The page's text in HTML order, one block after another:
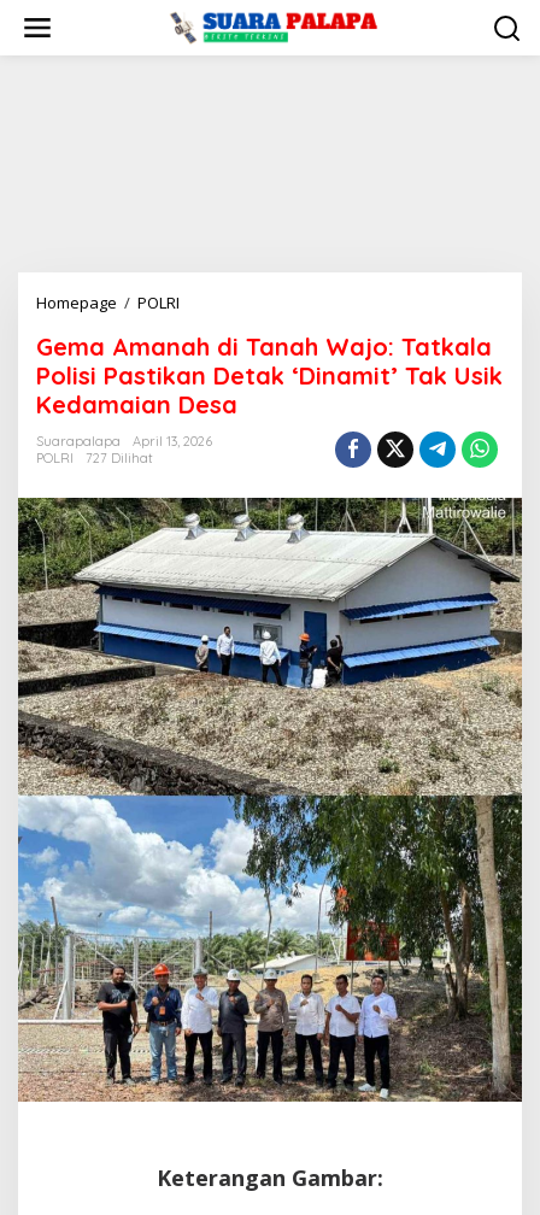
konten
Homepage / POLRI
di
Tanah
Wajo:
Polisi
Detak
'Dinamit'
Tak
Kedamaian
Desa
Gema Amanah di Tanah Wajo: Tatkala
Polisi Pastikan Detak ‘Dinamit’ Tak Usik
Kedamaian Desa
Suarapalapa
April 13, 2026
POLRI
727 Dilihat
Keterangan Gambar: